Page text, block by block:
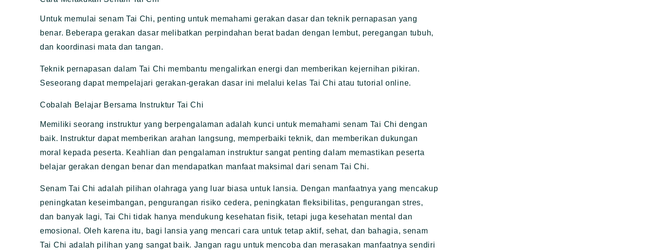
Untuk memulai senam Tai Chi, penting untuk memahami gerakan dasar dan teknik pernapasan yang
benar. Beberapa gerakan dasar melibatkan perpindahan berat badan dengan lembut, peregangan tubuh,
dan koordinasi mata dan tangan.
Teknik pernapasan dalam Tai Chi membantu mengalirkan energi dan memberikan kejernihan pikiran.
Seseorang dapat mempelajari gerakan-gerakan dasar ini melalui kelas Tai Chi atau tutorial online.
Cobalah Belajar Bersama Instruktur Tai Chi
Memiliki seorang instruktur yang berpengalaman adalah kunci untuk memahami senam Tai Chi dengan
baik. Instruktur dapat memberikan arahan langsung, memperbaiki teknik, dan memberikan dukungan
moral kepada peserta. Keahlian dan pengalaman instruktur sangat penting dalam memastikan peserta
belajar gerakan dengan benar dan mendapatkan manfaat maksimal dari senam Tai Chi.
Senam Tai Chi adalah pilihan olahraga yang luar biasa untuk lansia. Dengan manfaatnya yang mencakup
peningkatan keseimbangan, pengurangan risiko cedera, peningkatan fleksibilitas, pengurangan stres,
dan banyak lagi, Tai Chi tidak hanya mendukung kesehatan fisik, tetapi juga kesehatan mental dan
emosional. Oleh karena itu, bagi lansia yang mencari cara untuk tetap aktif, sehat, dan bahagia, senam
Tai Chi adalah pilihan yang sangat baik. Jangan ragu untuk mencoba dan merasakan manfaatnya sendiri